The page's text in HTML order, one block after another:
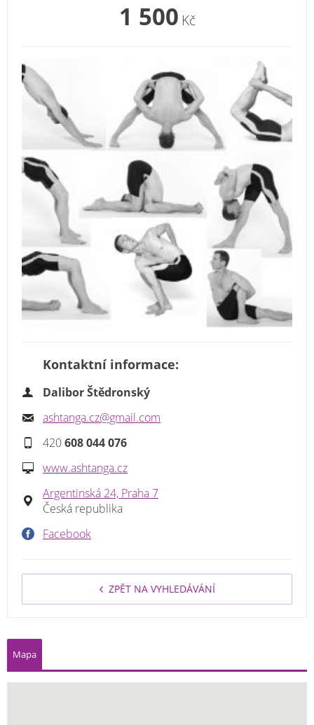
1 500 Kč
Kontaktní informace:
Dalibor Štědronský
ashtanga.cz@gmail.com
420608 044 076
www.ashtanga.cz
Argentinská 24, Praha 7
Česká republika
Facebook
ZPĚT NA VYHLEDÁVÁNÍ
Mapa